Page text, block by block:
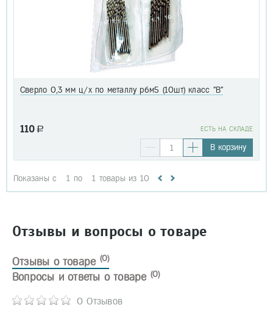
Сверло 0,3 мм ц/х по металлу р6м5 (10шт) класс "В"
110 a EСТЬ НА СКЛАДЕ
В корзину
Показаны с 1 по 1 товары из 10
Отзывы и вопросы о товаре
Отзывы о товаре (0)
0 Отзывов
Вопросы и ответы о товаре (0)